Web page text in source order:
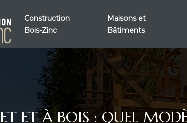
Construction
Bois-Zinc
Maisons et
Bâtiments
ET À BOIS : QUEL